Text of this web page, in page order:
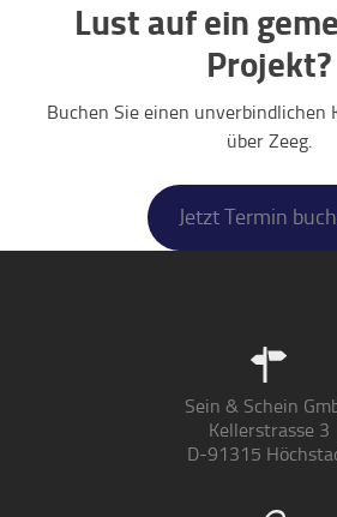
Lust auf ein
Projekt?
Buchen Sie einen unverbindlichen
über Zeeg.
Jetzt Termin
Sein & Schein
Kellerstrasse 3
D-91315